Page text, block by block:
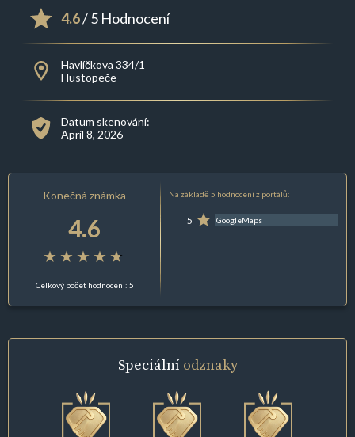
4.6/ 5 Hodnocení
Havlíčkova 334/1
Hustopeče
Datum skenování:
April 8, 2026
Konečná známka
4.6
Celkový počet hodnocení: 5
Na základě 5 hodnocení z portálů:
5 GoogleMaps
Speciální odznaky